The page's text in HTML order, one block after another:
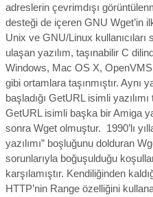
adreslerin çevrimdışı
desteği de içeren GNU Wget’in
Unix ve GNU/Linux kullanıcıları
ulaşan yazılım, taşınabilir C
Windows, Mac OS X,
gibi ortamlara taşınmıştır. Aynı
başladığı GetURL isimli
GetURL isimli başka bir Amiga
sonra Wget olmuştur. 1990’lı
yazılımı” boşluğunu dolduran
sorunlarıyla boğuşulduğu
karşılamıştır. Kendiliğinden
HTTP’nin Range özelliğini